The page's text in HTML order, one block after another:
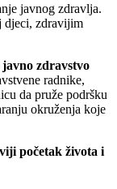
javnog zdravlja.
djeci, zdravijim
javno zdravstvo
radnike,
da pruže podršku
okruženja koje
početak života i